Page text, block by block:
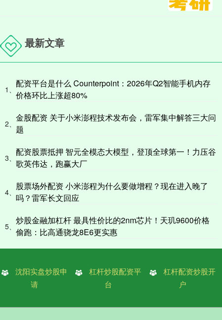
最新文章
1、
配资平台是什么 Counterpoint：2026年Q2智能手机内存
价格环比上涨超80%
2、
金股配资 关于小米澎程技术发布会，雷军集中解答三大问
题
3、
配资股票抵押 智元全模态大模型，登顶全球第一！力压谷
歌英伟达，跑赢大厂
4、
股票场外配资 小米澎程为什么要做增程？现在进入晚了
吗？雷军长文回应
5、
炒股金融加杠杆 最具性价比的2nm芯片！天玑9600价格
偷跑：比高通骁龙8E6更实惠
沈阳实盘炒股申
请
杠杆炒股配资平
台
杠杆配资炒股开
户